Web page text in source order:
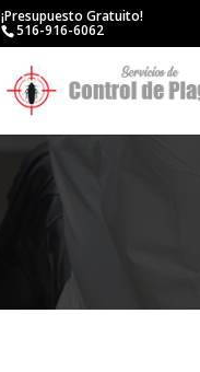
¡Presupuesto Gratuito!
516-916-6062